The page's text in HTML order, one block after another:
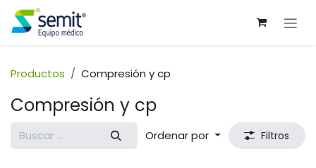
Ir al contenido
Productos Compresión y cp
Compresión y cp
Ordenar por Filtros